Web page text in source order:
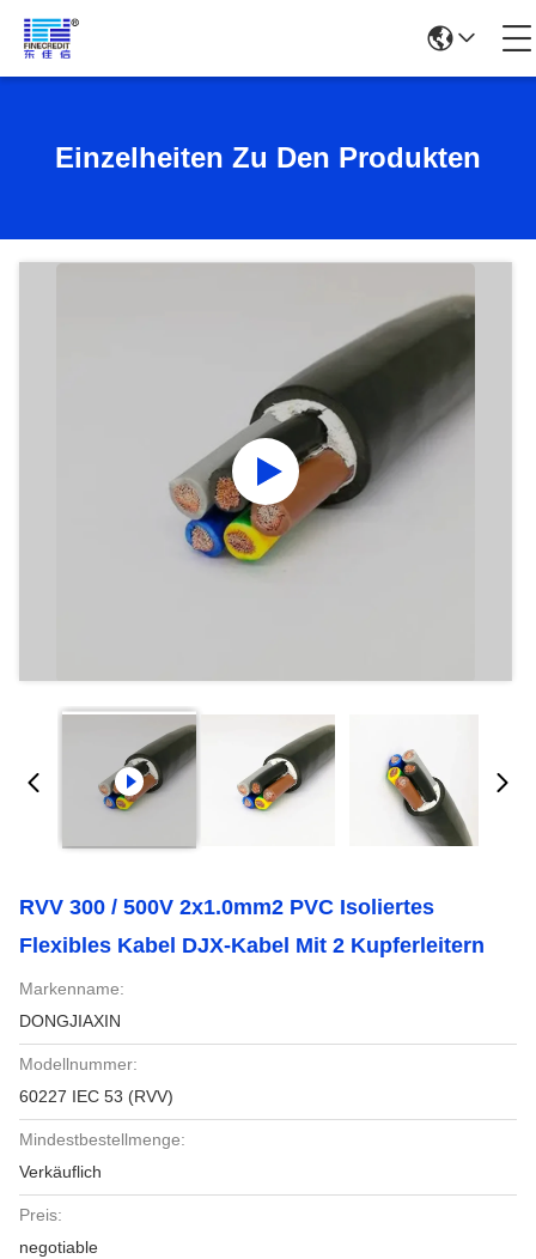
Einzelheiten Zu Den Produkten
RVV 300 / 500V 2x1.0mm2 PVC Isoliertes
Flexibles Kabel DJX-Kabel Mit 2 Kupferleitern
Markenname:
DONGJIAXIN
Modellnummer:
60227 IEC 53 (RVV)
Mindestbestellmenge:
Verkäuflich
Preis:
negotiable